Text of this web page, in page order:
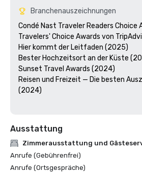
Branchenauszeichnungen
Condé Nast Traveler Readers Choice
Travelers' Choice Awards von
Hier kommt der Leitfaden (2025)
Bester Hochzeitsort an der Küste
Sunset Travel Awards (2024)
Reisen und Freizeit — Die besten
(2024)
Ausstattung
Zimmerausstattung und
Anrufe (Gebührenfrei)
Anrufe (Ortsgespräche)